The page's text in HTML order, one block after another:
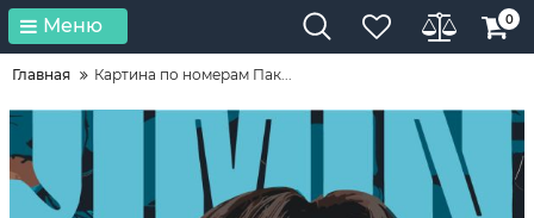
Меню 0
Главная Картина по номерам Пак...